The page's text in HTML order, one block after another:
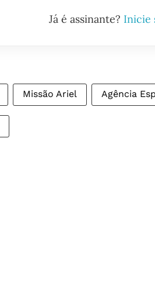
Já é assinante? Inicie
Missão Ariel Agência